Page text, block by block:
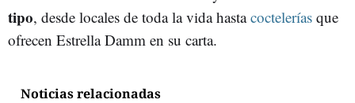
tipo, desde locales de toda la vida hastacoctelerías que
ofrecen Estrella Damm en su carta.
Noticias relacionadas